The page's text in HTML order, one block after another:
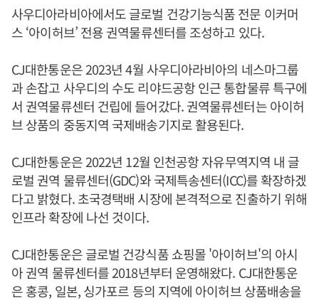
사우디아라비아에서도 글로벌 건강기능식품 전문 이커머
스 ‘아이허브’ 전용 권역물류센터를 조성하고 있다.
CJ대한통운은 2023년 4월 사우디아라비아의 네스마그룹
과 손잡고 사우디의 수도 리야드공항 인근 통합물류 특구에
서 권역물류센터 건립에 들어갔다. 권역물류센터는 아이허
브 상품의 중동지역 국제배송기지로 활용된다.
CJ대한통운은 2022년 12월 인천공항 자유무역지역 내 글
로벌 권역 물류센터(GDC)와 국제특송센터(ICC)를 확장하겠
다고 밝혔다. 초국경택배 시장에 본격적으로 진출하기 위해
인프라 확장에 나선 것이다.
CJ대한통운은 글로벌 건강식품 쇼핑몰 '아이허브'의 아시
아 권역 물류센터를 2018년부터 운영해왔다. CJ대한통운
은 홍콩, 일본, 싱가포르 등의 지역에 아이허브 상품배송을